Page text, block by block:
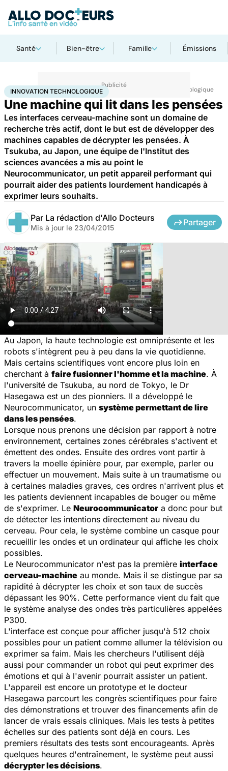
Santé Bien-être Famille Émissions
AccueilSantéMaladiesMaladies neurologiques Innovation technologique
INNOVATION TECHNOLOGIQUE
Une machine qui lit dans les pensées
Les interfaces cerveau-machine sont un domaine de
recherche très actif, dont le but est de développer des
machines capables de décrypter les pensées. À
Tsukuba, au Japon, une équipe de l'Institut des
sciences avancées a mis au point le
Neurocommunicator, un petit appareil performant qui
pourrait aider des patients lourdement handicapés à
exprimer leurs souhaits.
Par La rédaction d'Allo Docteurs
Mis à jour le 23/04/2015
Partager
Au Japon, la haute technologie est omniprésente et les
robots s'intègrent peu à peu dans la vie quotidienne.
Mais certains scientifiques vont encore plus loin en
cherchant à faire fusionner l'homme et la machine. À
l'université de Tsukuba, au nord de Tokyo, le Dr
Hasegawa est un des pionniers. Il a développé le
Neurocommunicator, un système permettant de lire
dans les pensées.
Lorsque nous prenons une décision par rapport à notre
environnement, certaines zones cérébrales s'activent et
émettent des ondes. Ensuite des ordres vont partir à
travers la moelle épinière pour, par exemple, parler ou
effectuer un mouvement. Mais suite à un traumatisme ou
à certaines maladies graves, ces ordres n'arrivent plus et
les patients deviennent incapables de bouger ou même
de s'exprimer. Le Neurocommunicator a donc pour but
de détecter les intentions directement au niveau du
cerveau. Pour cela, le système combine un casque pour
recueillir les ondes et un ordinateur qui affiche les choix
possibles.
Le Neurocommunicator n'est pas la première interface
cerveau-machine au monde. Mais il se distingue par sa
rapidité à décrypter les choix et son taux de succès
dépassant les 90%. Cette performance vient du fait que
le système analyse des ondes très particulières appelées
P300.
L'interface est conçue pour afficher jusqu'à 512 choix
possibles pour un patient comme allumer la télévision ou
exprimer sa faim. Mais les chercheurs l'utilisent déjà
aussi pour commander un robot qui peut exprimer des
émotions et qui à l'avenir pourrait assister un patient.
L'appareil est encore un prototype et le docteur
Hasegawa parcourt les congrès scientifiques pour faire
des démonstrations et trouver des financements afin de
lancer de vrais essais cliniques. Mais les tests à petites
échelles sur des patients sont déjà en cours. Les
premiers résultats des tests sont encourageants. Après
quelques heures d'entraînement, le système peut aussi
décrypter les décisions.